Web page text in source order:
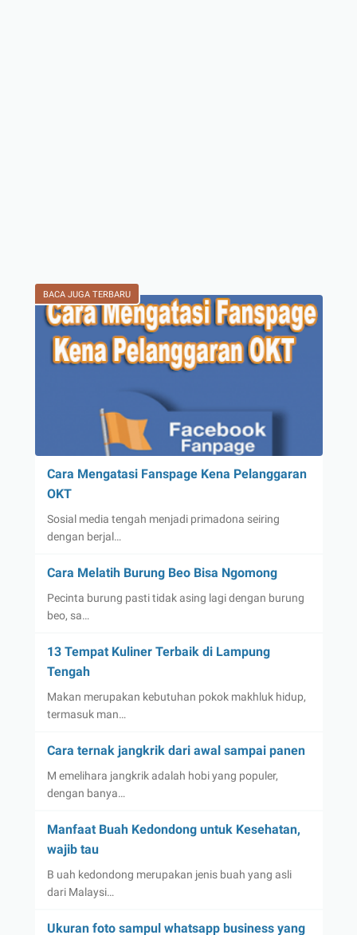
BACA JUGA TERBARU
Cara Mengatasi Fanspage Kena Pelanggaran
OKT
Sosial media tengah menjadi primadona seiring
dengan berjal…
Cara Melatih Burung Beo Bisa Ngomong
Pecinta burung pasti tidak asing lagi dengan burung
beo, sa…
13 Tempat Kuliner Terbaik di Lampung
Tengah
Makan merupakan kebutuhan pokok makhluk hidup,
termasuk man…
Cara ternak jangkrik dari awal sampai panen
M emelihara jangkrik adalah hobi yang populer,
dengan banya…
Manfaat Buah Kedondong untuk Kesehatan,
wajib tau
B uah kedondong merupakan jenis buah yang asli
dari Malaysi…
Ukuran foto sampul whatsapp business yang